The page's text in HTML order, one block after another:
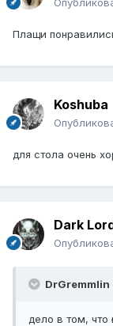
Плащи
Koshuba
для стола очень
Dark
DrGremmlin
дело в том, что